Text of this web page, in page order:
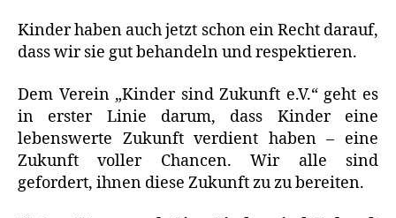
Kinder haben auch jetzt schon ein Recht darauf,
dass wir sie gut behandeln und respektieren.
Dem Verein „Kinder sind Zukunft e.V.“ geht es
in erster Linie darum, dass Kinder eine
lebenswerte Zukunft verdient haben – eine
Zukunft voller Chancen. Wir alle sind
gefordert, ihnen diese Zukunft zu zu bereiten.